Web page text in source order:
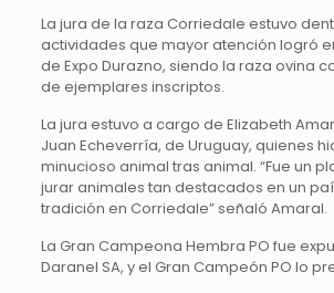
La jura de la raza Corriedale estuvo
actividades que mayor atención logró
de Expo Durazno, siendo la raza ovina
de ejemplares inscriptos.
La jura estuvo a cargo de Elizabeth
Juan Echeverría, de Uruguay, quienes
minucioso animal tras animal. “Fue un
jurar animales tan destacados en un
tradición en Corriedale” señaló Amaral.
La Gran Campeona Hembra PO fue
Daranel SA, y el Gran Campeón PO lo